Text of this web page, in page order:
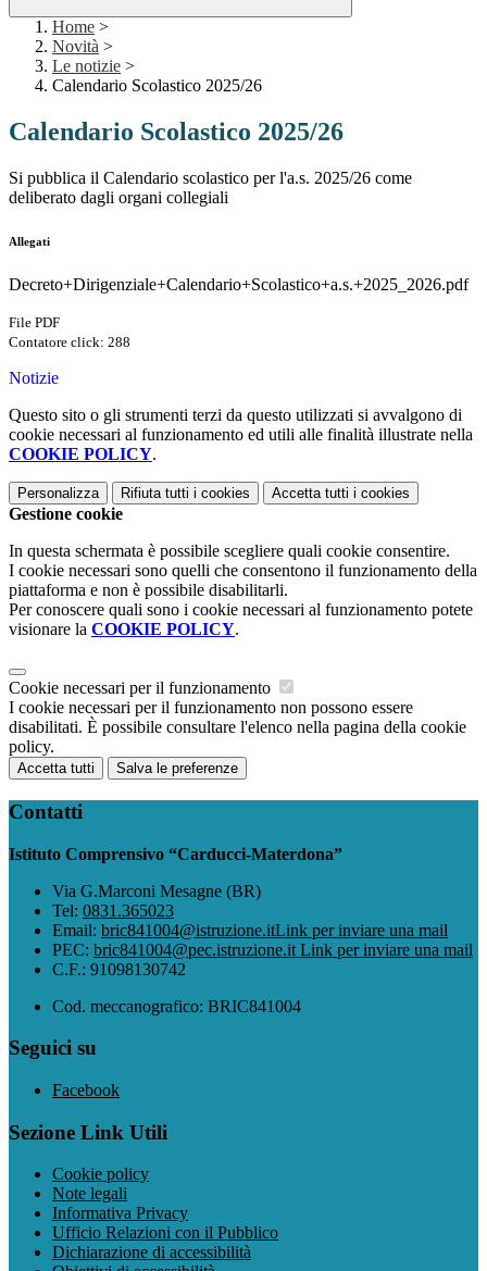
Home >
Novità >
Le notizie >
Calendario Scolastico 2025/26
Calendario Scolastico 2025/26
Si pubblica il Calendario scolastico per l'a.s. 2025/26 come
deliberato dagli organi collegiali
Allegati
Decreto+Dirigenziale+Calendario+Scolastico+a.s.+2025_2026.pdf
File PDF
Contatore click: 288
Notizie
Questo sito o gli strumenti terzi da questo utilizzati si avvalgono di
cookie necessari al funzionamento ed utili alle finalità illustrate nella
COOKIE POLICY.
Personalizza Rifiuta tutti i cookies Accetta tutti i cookies
Gestione cookie
In questa schermata è possibile scegliere quali cookie consentire.
I cookie necessari sono quelli che consentono il funzionamento della
piattaforma e non è possibile disabilitarli.
Per conoscere quali sono i cookie necessari al funzionamento potete
visionare la COOKIE POLICY.
Cookie necessari per il funzionamento
I cookie necessari per il funzionamento non possono essere
disabilitati. È possibile consultare l'elenco nella pagina della cookie
policy.
Accetta tutti Salva le preferenze
Contatti
Istituto Comprensivo “Carducci-Materdona”
Via G.Marconi Mesagne (BR)
Tel: 0831.365023
Email: bric841004@istruzione.itLink per inviare una mail
PEC: bric841004@pec.istruzione.it Link per inviare una mail
C.F.: 91098130742
Cod. meccanografico: BRIC841004
Seguici su
Facebook
Sezione Link Utili
Cookie policy
Note legali
Informativa Privacy
Ufficio Relazioni con il Pubblico
Dichiarazione di accessibilità